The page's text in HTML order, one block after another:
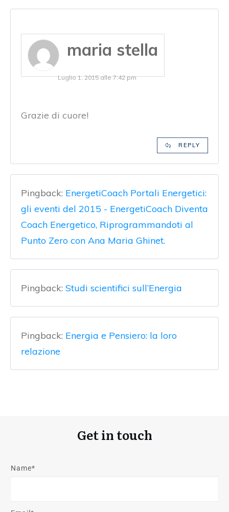
maria stella
Luglio 1, 2015 alle 7:42 pm
Grazie di cuore!
REPLY
Pingback: EnergetiCoach Portali Energetici:
gli eventi del 2015 - EnergetiCoach Diventa
Coach Energetico, Riprogrammandoti al
Punto Zero con Ana Maria Ghinet.
Pingback: Studi scientifici sull’Energia
Pingback: Energia e Pensiero: la loro
relazione
Get in touch
Name*